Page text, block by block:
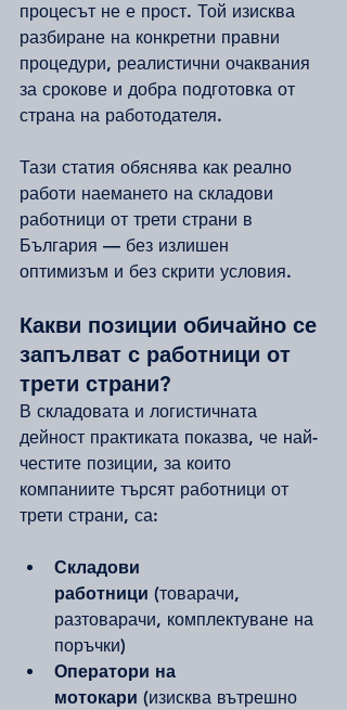
процесът не е прост. Той изисква
разбиране на конкретни правни
процедури, реалистични очаквания
за срокове и добра подготовка от
страна на работодателя.
Тази статия обяснява как реално
работи наемането на складови
работници от трети страни в
България — без излишен
оптимизъм и без скрити условия.
Какви позиции обичайно се
запълват с работници от
трети страни?
В складовата и логистичната
дейност практиката показва, че най-
честите позиции, за които
компаниите търсят работници от
трети страни, са:
Складови
работници (товарачи,
разтоварачи, комплектуване на
поръчки)
Оператори на
мотокари (изисква вътрешно